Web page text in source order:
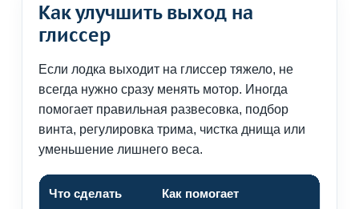
Как улучшить выход на
глиссер
Если лодка выходит на глиссер тяжело, не
всегда нужно сразу менять мотор. Иногда
помогает правильная развесовка, подбор
винта, регулировка трима, чистка днища или
уменьшение лишнего веса.
Что сделать Как помогает